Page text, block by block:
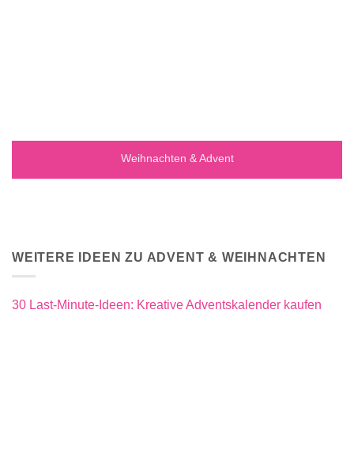
Weihnachten & Advent
WEITERE IDEEN ZU ADVENT & WEIHNACHTEN
30 Last-Minute-Ideen: Kreative Adventskalender kaufen